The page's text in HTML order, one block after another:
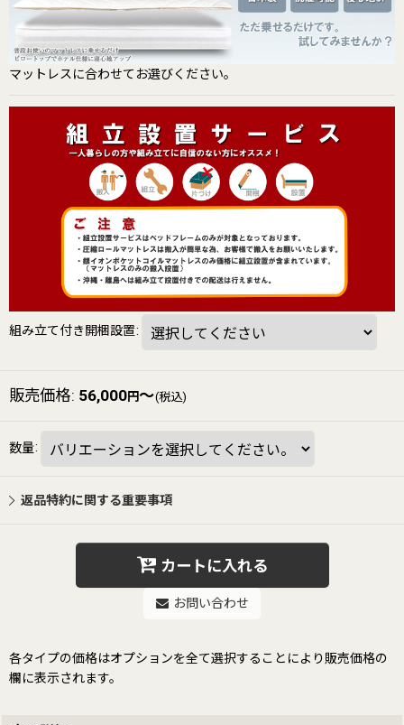
マットレスに合わせてお選びください。
組み立て付き開梱設置:
販売価格: 56,000円～(税込)
数量:
返品特約に関する重要事項
カートに入れる
お問い合わせ
各タイプの価格はオプションを全て選択することにより販売価格の
欄に表示されます。